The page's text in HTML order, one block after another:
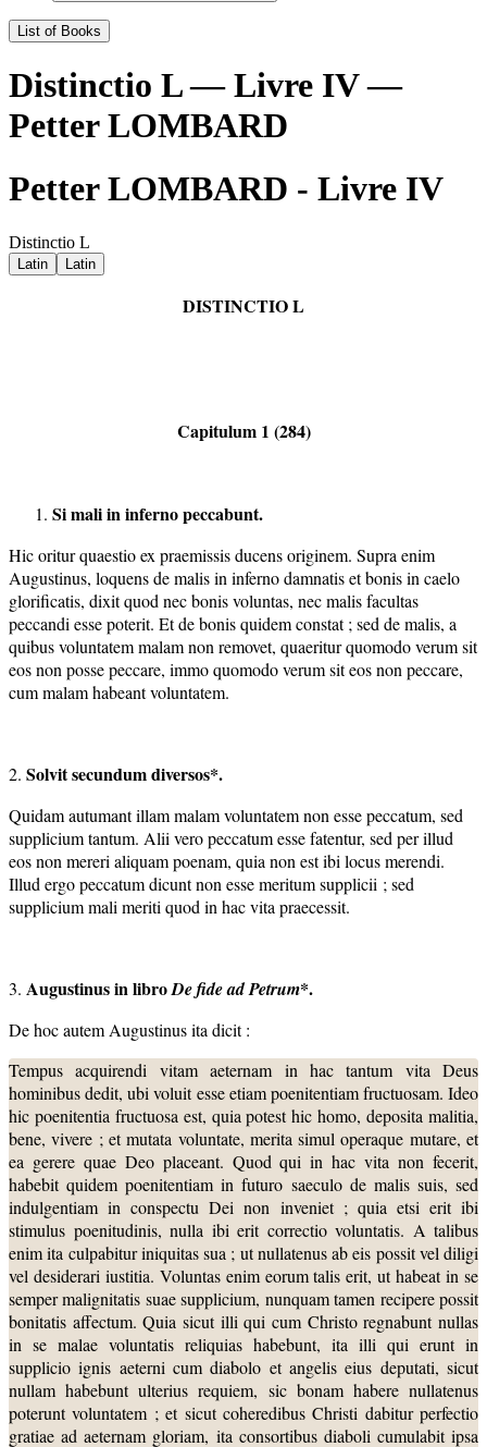
List of Books
Distinctio L — Livre IV —
Petter LOMBARD
Petter LOMBARD - Livre IV
Distinctio L
Latin Latin
DISTINCTIO L
Capitulum 1 (284)
Si mali in inferno peccabunt.
Hic oritur quaestio ex praemissis ducens originem. Supra enim
Augustinus, loquens de malis in inferno damnatis et bonis in caelo
glorificatis, dixit quod nec bonis voluntas, nec malis facultas
peccandi esse poterit. Et de bonis quidem constat ; sed de malis, a
quibus voluntatem malam non removet, quaeritur quomodo verum sit
eos non posse peccare, immo quomodo verum sit eos non peccare,
cum malam habeant voluntatem.
2. Solvit secundum diversos*.
Quidam autumant illam malam voluntatem non esse peccatum, sed
supplicium tantum. Alii vero peccatum esse fatentur, sed per illud
eos non mereri aliquam poenam, quia non est ibi locus merendi.
Illud ergo peccatum dicunt non esse meritum supplicii ; sed
supplicium mali meriti quod in hac vita praecessit.
3. Augustinus in libroDe fide ad Petrum*.
De hoc autem Augustinus ita dicit :
Tempus acquirendi vitam aeternam in hac tantum vita Deus
hominibus dedit, ubi voluit esse etiam poenitentiam fructuosam. Ideo
hic poenitentia fructuosa est, quia potest hic homo, deposita malitia,
bene, vivere ; et mutata voluntate, merita simul operaque mutare, et
ea gerere quae Deo placeant. Quod qui in hac vita non fecerit,
habebit quidem poenitentiam in futuro saeculo de malis suis, sed
indulgentiam in conspectu Dei non inveniet ; quia etsi erit ibi
stimulus poenitudinis, nulla ibi erit correctio voluntatis. A talibus
enim ita culpabitur iniquitas sua ; ut nullatenus ab eis possit vel diligi
vel desiderari iustitia. Voluntas enim eorum talis erit, ut habeat in se
semper malignitatis suae supplicium, nunquam tamen recipere possit
bonitatis affectum. Quia sicut illi qui cum Christo regnabunt nullas
in se malae voluntatis reliquias habebunt, ita illi qui erunt in
supplicio ignis aeterni cum diabolo et angelis eius deputati, sicut
nullam habebunt ulterius requiem, sic bonam habere nullatenus
poterunt voluntatem ; et sicut coheredibus Christi dabitur perfectio
gratiae ad aeternam gloriam, ita consortibus diaboli cumulabit ipsa